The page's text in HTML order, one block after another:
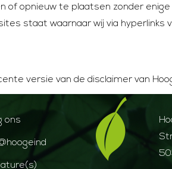
opnieuw te plaatsen zonder
staat waarnaar wij via hyperlinks
versie van de disclaimer van
ons